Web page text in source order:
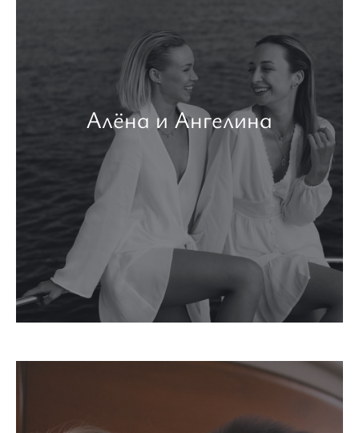
Алёна и Ангелина